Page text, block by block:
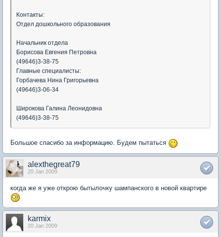
Контакты:
Отдел дошкольного образования
Начальник отдела
Борисова Евгения Петровна
(49646)3-38-75
Главные специалисты:
Горбачева Нина Григорьевна
(49646)3-06-34
Широкова Галина Леонидовна
(49646)3-38-75
Большое спасибо за информацию. Будем пытаться
alexthegreat79
20 Jan 2009
когда же я уже открою бытылочку шампанского в новой квартире
karmix
20 Jan 2009